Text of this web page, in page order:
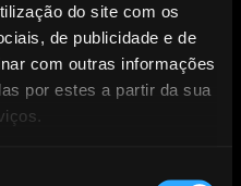
do site com os
de publicidade e de
com outras informações
por estes a partir da sua
DA MÚSICA.